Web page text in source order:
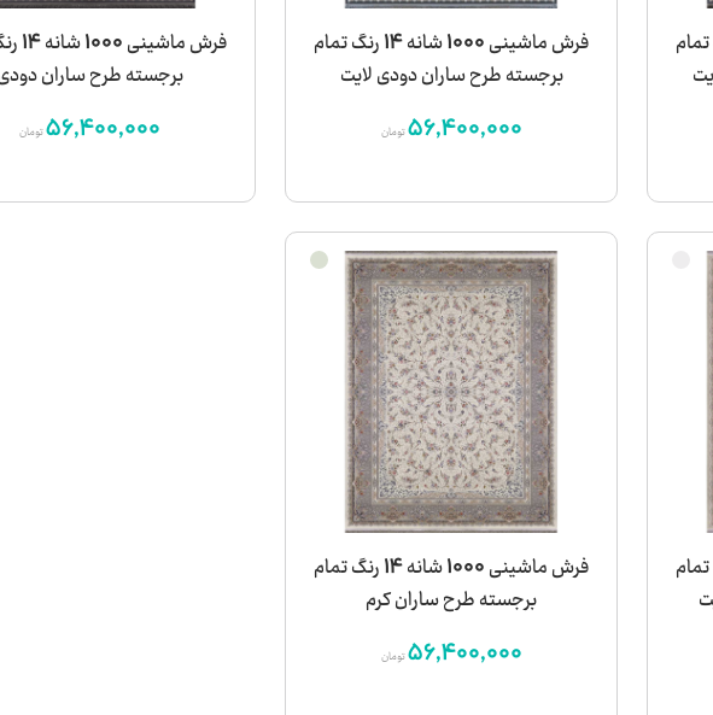
14 رنگ تمام
فرش ماشینی 1000 شانه 14 رنگ تمام
برجسته طرح ساران دودی لایت
56,400,000تومان
فرش
برجسته طرح ساران
56,400,000تومان
14 رنگ تمام
فرش ماشینی 1000 شانه 14 رنگ تمام
برجسته طرح ساران کرم
56,400,000تومان